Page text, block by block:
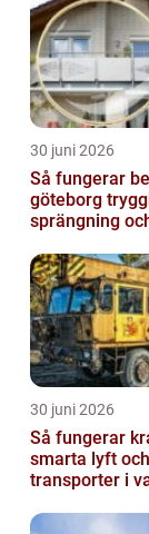
30 juni 2026
Så fungerar
göteborg trygghet vid
sprängning
30 juni 2026
Så fungerar
smarta lyft
transporter i